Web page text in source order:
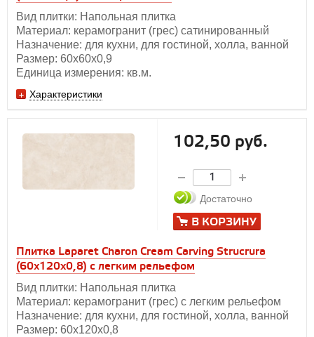
Вид плитки: Напольная плитка
Материал: керамогранит (грес) сатинированный
Назначение: для кухни, для гостиной, холла, ванной
Размер: 60х60х0,9
Единица измерения: кв.м.
Характеристики
Плитка Laparet Charon Cream Carving Strucrura
(60х120x0,8) с легким рельефом
Вид плитки: Напольная плитка
Материал: керамогранит (грес) с легким рельефом
Назначение: для кухни, для гостиной, холла, ванной
Размер: 60х120х0,8
102,50 руб.
Достаточно
В КОРЗИНУ